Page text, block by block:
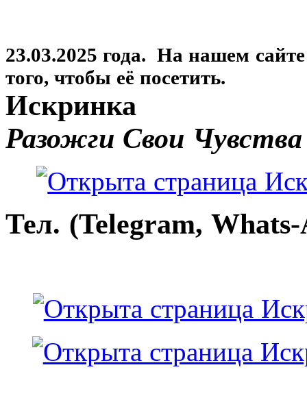
23.03.2025 года. На нашем
того, чтобы её посетить.
Искринка
Разожги Свои Чувства
Тел. (Telegram,